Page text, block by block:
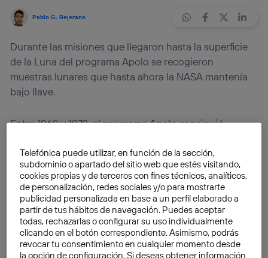
Pablo G. Bejerano
Durante las misiones que llegaron hasta la superficie
de la Luna del programa Apolo se recogieron
muestras lunares que hasta ahora la NASA mantenía
bajo llave.
Entre 1969 y 1972, el programa Apolo consiguió
misiones tripuladas. Durante estos viajes se exploró el
satélite y se obtuvieron diversas muestras lunares. En
total fueron382 kilos de roca traída de la Luna.
Hasta ahora todo este arsenal para la investigación
estaba en manos de la NASA y con acceso vetado. Sin
embargo, en el año en quese cumple el 50
Telefónica puede utilizar, en función de la sección,
subdominio o apartado del sitio web que estés visitando,
cookies propias y de terceros con fines técnicos, analíticos,
de personalización, redes sociales y/o para mostrarte
publicidad personalizada en base a un perfil elaborado a
partir de tus hábitos de navegación. Puedes aceptar
todas, rechazarlas o configurar su uso individualmente
clicando en el botón correspondiente. Asimismo, podrás
revocar tu consentimiento en cualquier momento desde
la opción de configuración. Si deseas obtener información